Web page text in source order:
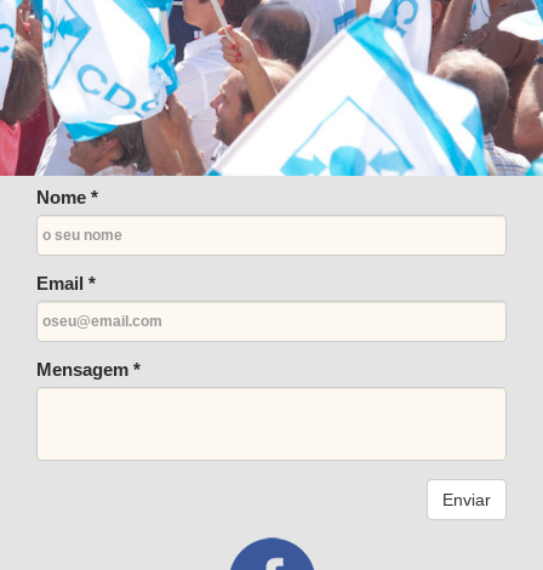
Nome *
Email *
Mensagem *
Enviar